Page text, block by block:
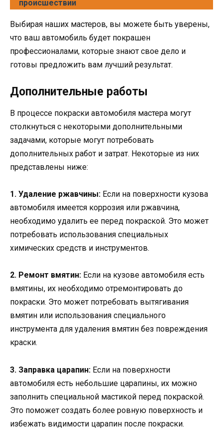
происшествии
Выбирая наших мастеров, вы можете быть уверены,
что ваш автомобиль будет покрашен
профессионалами, которые знают свое дело и
готовы предложить вам лучший результат.
Дополнительные работы
В процессе покраски автомобиля мастера могут
столкнуться с некоторыми дополнительными
задачами, которые могут потребовать
дополнительных работ и затрат. Некоторые из них
представлены ниже:
1. Удаление ржавчины: Если на поверхности кузова
автомобиля имеется коррозия или ржавчина,
необходимо удалить ее перед покраской. Это может
потребовать использования специальных
химических средств и инструментов.
2. Ремонт вмятин: Если на кузове автомобиля есть
вмятины, их необходимо отремонтировать до
покраски. Это может потребовать вытягивания
вмятин или использования специального
инструмента для удаления вмятин без повреждения
краски.
3. Заправка царапин: Если на поверхности
автомобиля есть небольшие царапины, их можно
заполнить специальной мастикой перед покраской.
Это поможет создать более ровную поверхность и
избежать видимости царапин после покраски.